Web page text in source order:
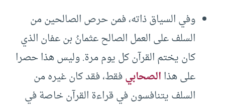
وفي السياق ذاته، فمن حرص الصالحين من
السلف على العمل الصالح عثمانُ بن عفان الذي
كان يختم القرآن كل يوم مرة. وليس هذا حصرا
على هذاالصحابيفقط، فقد كان غيره من
السلف يتنافسون في قراءة القرآن خاصة في